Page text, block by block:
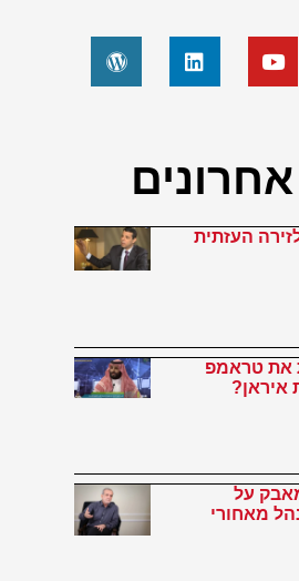
העזתית
את טראמפ
איראן?
על
מאחורי